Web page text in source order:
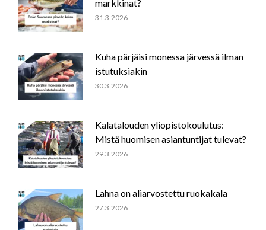
markkinat?
31.3.2026
Kuha pärjäisi monessa järvessä ilman
istutuksiakin
30.3.2026
Kalatalouden yliopistokoulutus:
Mistä huomisen asiantuntijat tulevat?
29.3.2026
Lahna on aliarvostettu ruokakala
27.3.2026